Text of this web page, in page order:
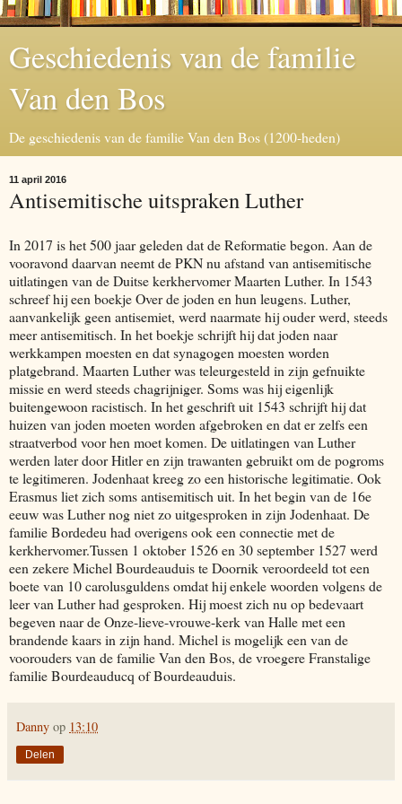
Geschiedenis van de familie
Van den Bos
De geschiedenis van de familie Van den Bos (1200-heden)
11 april 2016
Antisemitische uitspraken Luther
In 2017 is het 500 jaar geleden dat de Reformatie begon. Aan de
vooravond daarvan neemt de PKN nu afstand van antisemitische
uitlatingen van de Duitse kerkhervomer Maarten Luther. In 1543
schreef hij een boekje Over de joden en hun leugens. Luther,
aanvankelijk geen antisemiet, werd naarmate hij ouder werd, steeds
meer antisemitisch. In het boekje schrijft hij dat joden naar
werkkampen moesten en dat synagogen moesten worden
platgebrand. Maarten Luther was teleurgesteld in zijn gefnuikte
missie en werd steeds chagrijniger. Soms was hij eigenlijk
buitengewoon racistisch. In het geschrift uit 1543 schrijft hij dat
huizen van joden moeten worden afgebroken en dat er zelfs een
straatverbod voor hen moet komen. De uitlatingen van Luther
werden later door Hitler en zijn trawanten gebruikt om de pogroms
te legitimeren. Jodenhaat kreeg zo een historische legitimatie. Ook
Erasmus liet zich soms antisemitisch uit. In het begin van de 16e
eeuw was Luther nog niet zo uitgesproken in zijn Jodenhaat. De
familie Bordedeu had overigens ook een connectie met de
kerkhervomer.Tussen 1 oktober 1526 en 30 september 1527 werd
een zekere Michel Bourdeauduis te Doornik veroordeeld tot een
boete van 10 carolusguldens omdat hij enkele woorden volgens de
leer van Luther had gesproken. Hij moest zich nu op bedevaart
begeven naar de Onze-lieve-vrouwe-kerk van Halle met een
brandende kaars in zijn hand. Michel is mogelijk een van de
voorouders van de familie Van den Bos, de vroegere Franstalige
familie Bourdeauducq of Bourdeauduis.
Danny op 13:10
Delen